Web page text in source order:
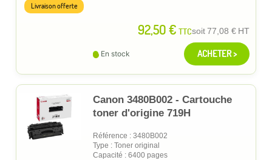
92,50 € TTCsoit77,08 € HT
Livraison offerte
En stock ACHETER >
Canon 3480B002 - Cartouche
toner d'origine 719H
Référence : 3480B002
Type : Toner original
Capacité : 6400 pages